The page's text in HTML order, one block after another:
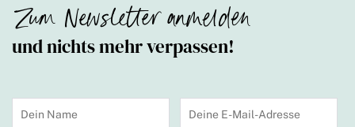
Zum Newsletter anmelden
und nichts mehr verpassen!